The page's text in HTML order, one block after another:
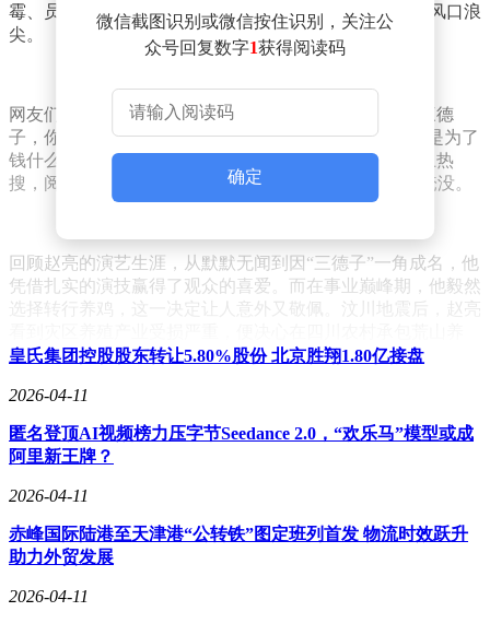
霉、员工无健康证等多重问题，一时间，赵亮被推上了风口浪
尖。
网友们对赵亮的指责声四起，纷纷表示失望与不解：“三德
子，你怎么能给这样的黑心商家站台？”“赵亮老师，你是为了
钱什么都不顾了吗？”话题#赵亮为胖都来道歉#迅速登上热
搜，阅读量突破2亿，评论区更是被愤怒与失望的言论淹没。
回顾赵亮的演艺生涯，从默默无闻到因“三德子”一角成名，他
凭借扎实的演技赢得了观众的喜爱。而在事业巅峰期，他毅然
选择转行养鸡，这一决定让人意外又敬佩。汶川地震后，赵亮
鸡，帮助乡亲们脱贫。创业初期困难重重，但他坚持不懈，最
困户脱贫，成为了养鸡行业的佼佼者。
重冲击。面对舆论压力，赵亮工作室迅速回应，称录制祝福视
频时仅核实了品牌工商资质，未深入了解其历史经营问题。赵
亮本人也发布致歉视频，诚恳地表示自己的草率让支持者失
望，并给品牌方带来了麻烦。尽管如此，仍有不少网友认为他
即使没收钱，也应对合作对象进行更深入的调查，不能如此草
微信截图识别或微信按住识别，关注公
众号回复数字1获得阅读码
确定
皇氏集团控股股东转让5.80%股份 北京胜翔1.80亿接盘
2026-04-11
匿名登顶AI视频榜力压字节Seedance 2.0，“欢乐马”模型或成
阿里新王牌？
2026-04-11
赤峰国际陆港至天津港“公转铁”图定班列首发 物流时效跃升
助力外贸发展
2026-04-11